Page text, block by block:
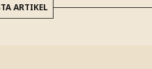
ARTIKEL